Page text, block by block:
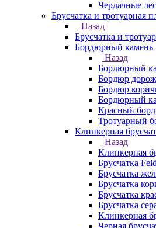
Чердачные
Брусчатка и тротуарная
Назад
Брусчатка и
Бордюрный камень
Назад
Бордюрный
Бордюр
Бордюр
Бордюрный
Красный
Тротуарный
Клинкерная
Назад
Клинкерная
Брусчатка
Брусчатка
Брусчатка
Брусчатка
Брусчатка
Клинкерная
Черная